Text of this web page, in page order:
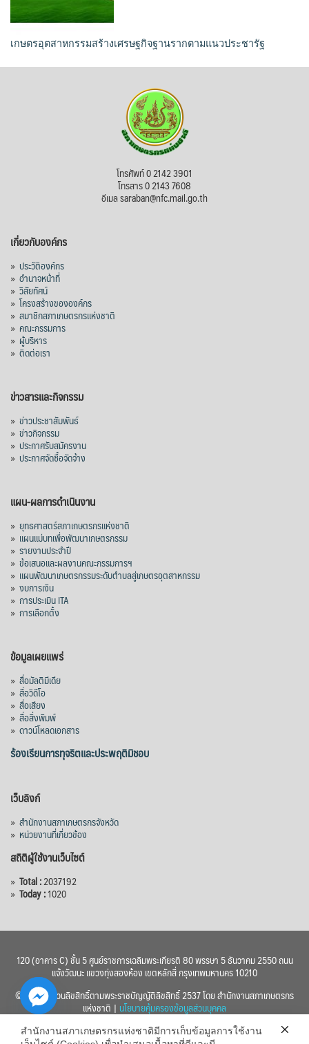
เกษตรอุตสาหกรรมสร้างเศรษฐกิจฐานรากตามแนวประชารัฐ
โทรศัพท์ 0 2142 3901
โทรสาร 0 2143 7608
อีเมล saraban@nfc.mail.go.th
เกี่ยวกับองค์กร
» ประวัติองค์กร
» อำนาจหน้าที่
» วิสัยทัศน์
» โครงสร้างขององค์กร
» สมาชิกสภาเกษตรกรแห่งชาติ
» คณะกรรมการ
» ผู้บริหาร
» ติดต่อเรา
ข่าวสารและกิจกรรม
» ข่าวประชาสัมพันธ์
» ข่าวกิจกรรม
» ประกาศรับสมัครงาน
» ประกาศจัดซื้อจัดจ้าง
แผน-ผลการดำเนินงาน
» ยุทธศาสตร์สภาเกษตรกรแห่งชาติ
» แผนแม่บทเพื่อพัฒนาเกษตรกรรม
» รายงานประจำปี
» ข้อเสนอและผลงานคณะกรรมการฯ
» แผนพัฒนาเกษตรกรรมระดับตำบลสู่เกษตรอุตสาหกรรม
» งบการเงิน
» การประเมิน ITA
» การเลือกตั้ง
ข้อมูลเผยแพร่
» สื่อมัลติมีเดีย
» สื่อวิดีโอ
» สื่อเสียง
» สื่อสิ่งพิมพ์
» ดาวน์โหลดเอกสาร
ร้องเรียนการทุจริตและประพฤติมิชอบ
เว็บลิงก์
» สำนักงานสภาเกษตรกรจังหวัด
» หน่วยงานที่เกี่ยวข้อง
สถิติผู้ใช้งานเว็บไซต์
» Total :2037192
» Today :1020
120 (อาคาร C) ชั้น 5 ศูนย์ราชการเฉลิมพระเกียรติ 80 พรรษา 5 ธันวาคม 2550 ถนน
แจ้งวัฒนะ แขวงทุ่งสองห้อง เขตหลักสี่ กรุงเทพมหานคร 10210
© 2560 สงวนลิขสิทธิ์ตามพระราชบัญญัติลิขสิทธิ์ 2537 โดย สำนักงานสภาเกษตรกร
แห่งชาติ | นโยบายคุ้มครองข้อมูลส่วนบุคคล
สำนักงานสภาเกษตรกรแห่งชาติมีการเก็บข้อมูลการใช้งาน